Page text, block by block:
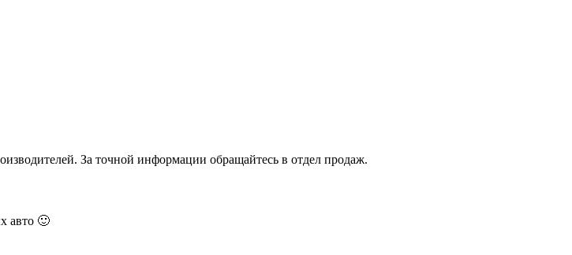
За точной информации обращайтесь в отдел продаж.
авто 🙂